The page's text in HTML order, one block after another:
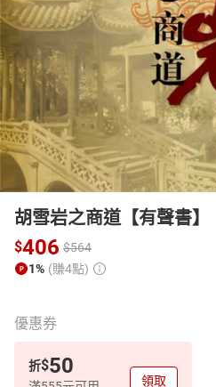
日本購物 電子/紙本書
HOT
胡雪岩之商道【有聲書】
$406 $564
1% (賺4點)
優惠券
折$50
領取